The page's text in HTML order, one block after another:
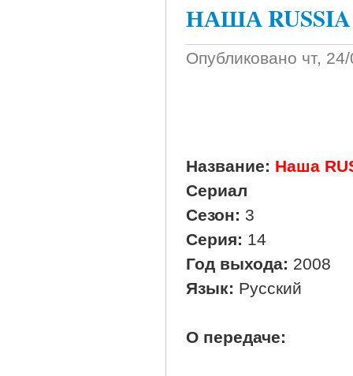
НАША RUSSIA
Опубликовано чт,
Название: Наша
Сериал
Сезон: 3
Серия: 14
Год выхода: 2008
Язык: Русский
О передаче: